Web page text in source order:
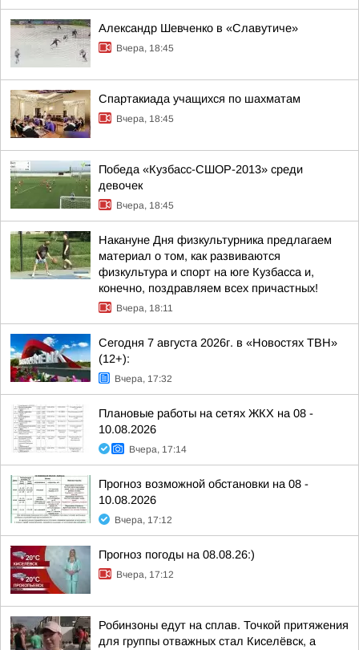
Александр Шевченко в «Славутиче»
Вчера, 18:45
Спартакиада учащихся по шахматам
Вчера, 18:45
Победа «Кузбасс-СШОР-2013» среди
девочек
Вчера, 18:45
Накануне Дня физкультурника предлагаем
материал о том, как развиваются
физкультура и спорт на юге Кузбасса и,
конечно, поздравляем всех причастных!
Вчера, 18:11
Сегодня 7 августа 2026г. в «Новостях ТВН»
(12+):
Вчера, 17:32
Плановые работы на сетях ЖКХ на 08 -
10.08.2026
Вчера, 17:14
Прогноз возможной обстановки на 08 -
10.08.2026
Вчера, 17:12
Прогноз погоды на 08.08.26:)
Вчера, 17:12
Робинзоны едут на сплав. Точкой притяжения
для группы отважных стал Киселёвск, а